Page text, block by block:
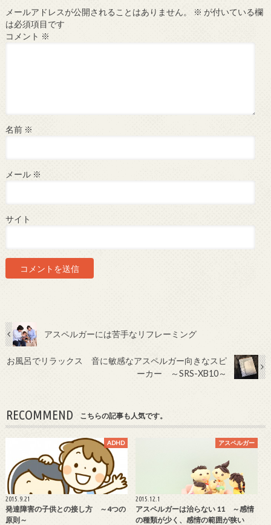
メールアドレスが公開されることはありません。 ※ が付いている欄
は必須項目です
コメント ※
名前 ※
メール ※
サイト
アスペルガーには苦手なリフレーミング
お風呂でリラックス 音に敏感なアスペルガー向きなスピ
ーカー ～SRS-XB10～
RECOMMEND こちらの記事も人気です。
ADHD
2015.9.21
発達障害の子供との接し方 ～4つの
原則～
アスペルガー
2015.12.1
アスペルガーは治らない 11 ～感情
の種類が少く、感情の範囲が狭い